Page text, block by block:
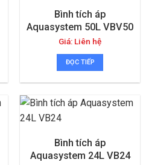
Bình tích áp
Aquasystem 50L VBV50
Giá: Liên hệ
ĐỌC TIẾP
Bình tích áp
Aquasystem 24L VB24